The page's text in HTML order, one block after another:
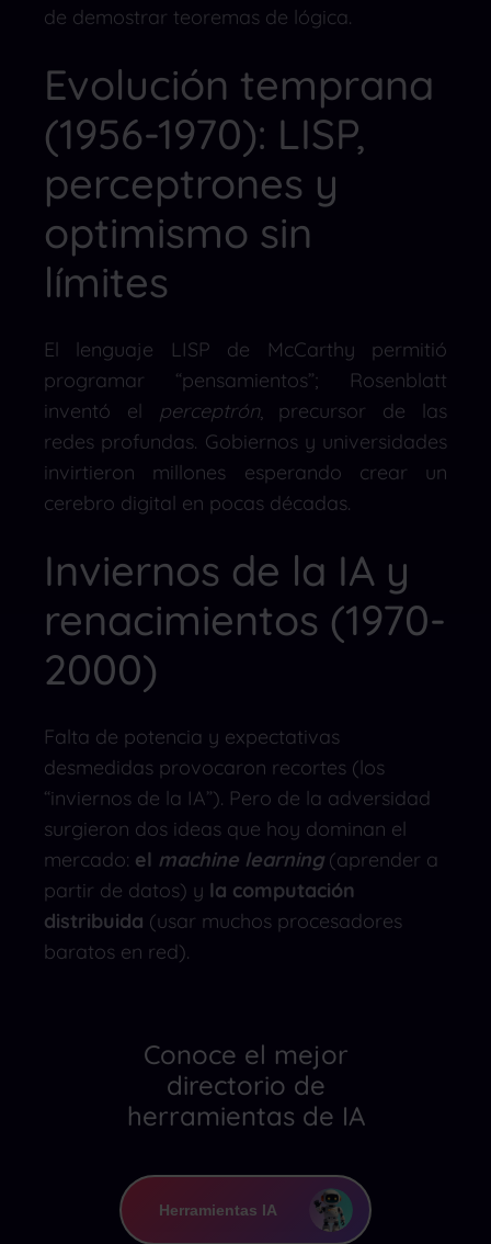
de demostrar teoremas de lógica.
Evolución temprana
(1956-1970): LISP,
perceptrones y
optimismo sin
límites
El lenguaje LISP de McCarthy permitió
programar “pensamientos”; Rosenblatt
inventó el
perceptrón, precursor de las
redes profundas. Gobiernos y universidades
invirtieron millones esperando crear un
cerebro digital en pocas décadas.
Inviernos de la IA y
renacimientos (1970-
2000)
Falta de potencia y expectativas
desmedidas provocaron recortes (los
“inviernos de la IA”). Pero de la adversidad
surgieron dos ideas que hoy dominan el
mercado: el machine learning(aprender a
partir de datos) y la computación
distribuida (usar muchos procesadores
baratos en red).
Conoce el mejor
directorio de
herramientas de IA
Herramientas IA